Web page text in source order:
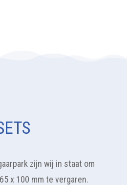
zijn wij in staat om
x 100 mm te vergaren.